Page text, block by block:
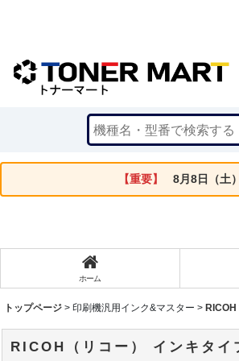
【重要】 8月8日（土
ホーム
トップページ > 印刷機汎用インク&マスター >
RICOH（リコー） インキタ